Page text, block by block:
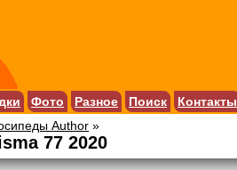
Фото Разное Поиск Контакты
Author »
77 2020